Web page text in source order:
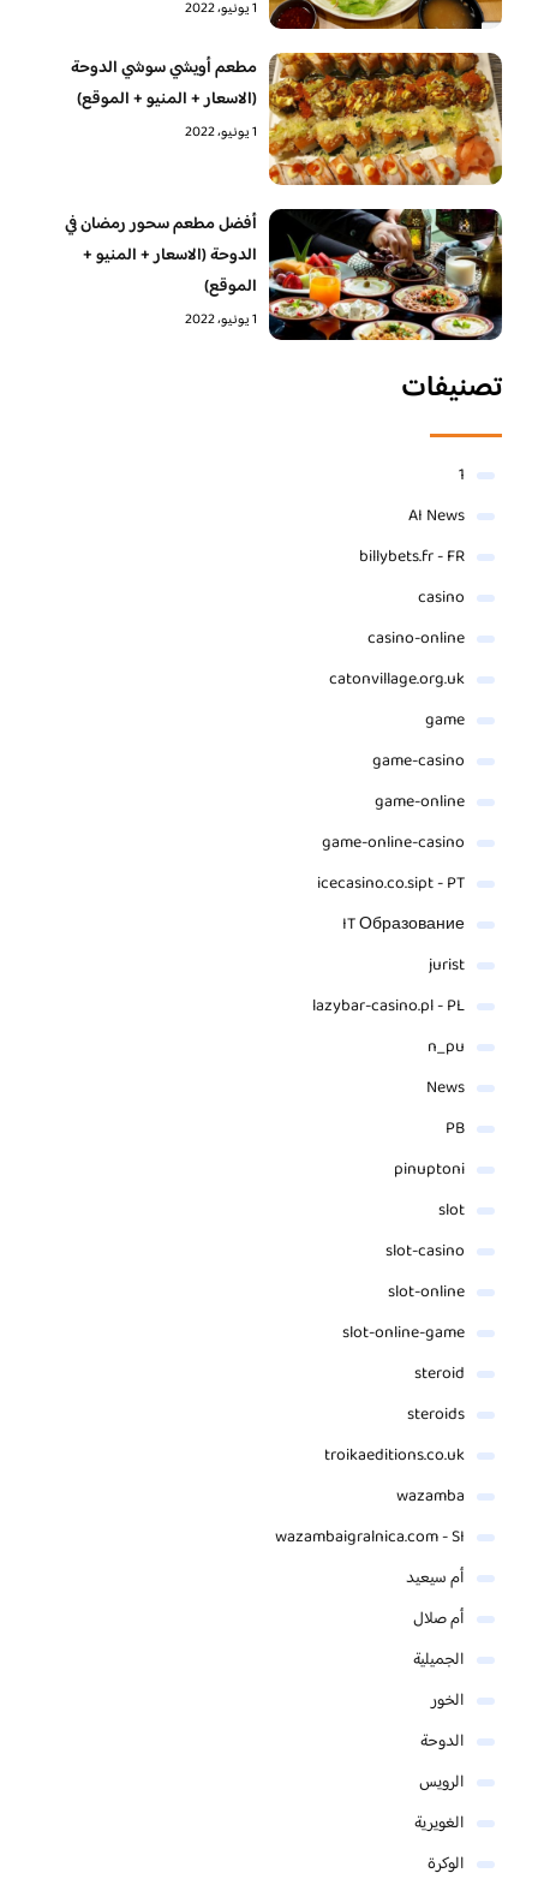
1 يونيو، 2022
مطعم أويشي سوشي الدوحة
(الاسعار + المنيو + الموقع)
1 يونيو، 2022
أفضل مطعم سحور رمضان في
الدوحة (الاسعار + المنيو +
الموقع)
1 يونيو، 2022
تصنيفات
1
AI News
billybets.fr - FR
casino
casino-online
catonvillage.org.uk
game
game-casino
game-online
game-online-casino
icecasino.co.sipt - PT
IT Образование
jurist
lazybar-casino.pl - PL
n_pu
News
PB
pinuptoni
slot
slot-casino
slot-online
slot-online-game
steroid
steroids
troikaeditions.co.uk
wazamba
wazambaigralnica.com - SI
أم سيعيد
أم صلال
الجميلية
الخور
الدوحة
الرويس
الغويرية
الوكرة